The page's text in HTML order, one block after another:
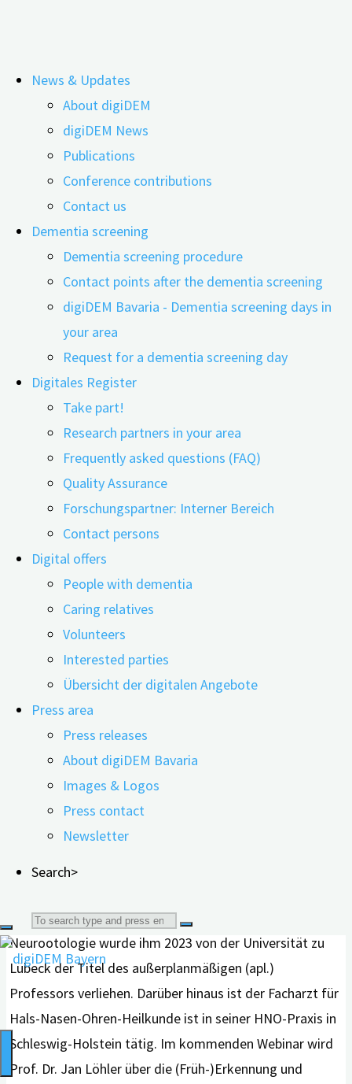
to
content
News & Updates
About digiDEM
digiDEM News
Publications
Conference contributions
Contact us
Dementia screening
Dementia screening procedure
Contact points after the dementia screening
digiDEM Bavaria - Dementia screening days in
your area
Request for a dementia screening day
Digitales Register
Take part!
Research partners in your area
Frequently asked questions (FAQ)
Quality Assurance
Forschungspartner: Interner Bereich
Contact persons
Digital offers
People with dementia
Caring relatives
Volunteers
Interested parties
Übersicht der digitalen Angebote
Press area
Press releases
About digiDEM Bavaria
Images & Logos
Press contact
Newsletter
Search>
Search
for:
Webinar: Hearing Loss as a Risk Factor
for Dementia
17.01.202518.02.2025
Schwerhörigkeit im Alter ist ein weit verbreitetes
Symptom – etwa ein Drittel aller Betroffenen ist
mindestens 65 Jahre alt. Allerdings nutzen nur wenige
Schwerhörige eine Hörhilfe. Ein unbehandelter
Hörverlust beeinträchtigt nicht nur den Alltag und kann
damit die Lebensqualität einschränken, sondern steht
auch in Verbindung mit anderen Gesundheitsproblemen
wie zum Beispiel der Entstehung einer Demenz. Doch
warum haben Personen mit einem unversorgten
Hörverlust ein erhöhtes Demenzrisiko? Welche
medizinischen und psychosozialen Faktoren spielen
dabei eine Rolle?
Prof. Dr. med. Jan Löhler ist Präsident des Deutschen
Berufsverbandes der Hals-Nasen-Ohrenärzte e.V. und
leitete dort viele Jahre das Wissenschaftliche Institut für
Forschungstätigkeit im Bereich der Audiologie und
Neurootologie wurde ihm 2023 von der Universität zu
Lübeck der Titel des außerplanmäßigen (apl.)
Professors verliehen. Darüber hinaus ist der Facharzt für
Hals-Nasen-Ohren-Heilkunde ist in seiner HNO-Praxis in
Schleswig-Holstein tätig. Im kommenden Webinar wird
Prof. Dr. Jan Löhler über die (Früh-)Erkennung und